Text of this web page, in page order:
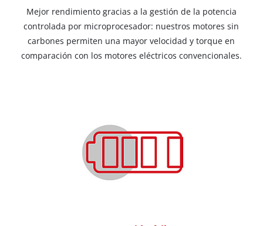
Mejor rendimiento gracias a la gestión de la potencia
controlada por microprocesador: nuestros motores sin
carbones permiten una mayor velocidad y torque en
comparación con los motores eléctricos convencionales.